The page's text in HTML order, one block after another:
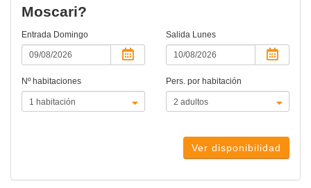
Moscari?
Entrada Domingo Salida Lunes
Nº habitaciones Pers. por habitación
Ver disponibilidad